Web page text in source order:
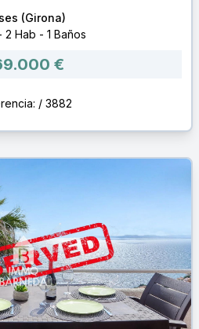
(Girona)
2 Hab - 1 Baños
€
/ 3882